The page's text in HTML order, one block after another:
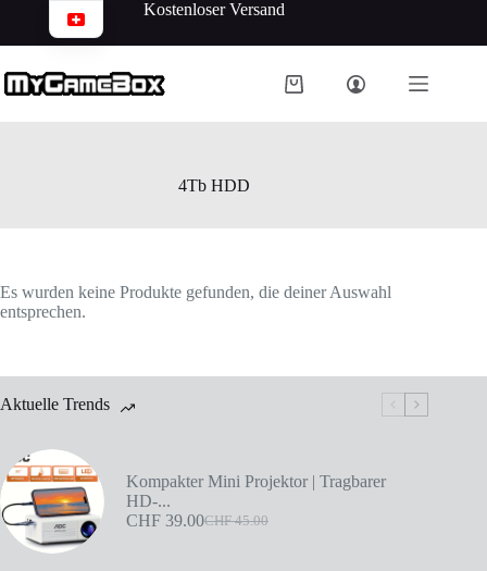
Kostenloser Versand
4Tb HDD
Es wurden keine Produkte gefunden, die deiner Auswahl
entsprechen.
Aktuelle Trends
Kompakter Mini Projektor | Tragbarer
HD-...
CHF45.00
CHF 39.00